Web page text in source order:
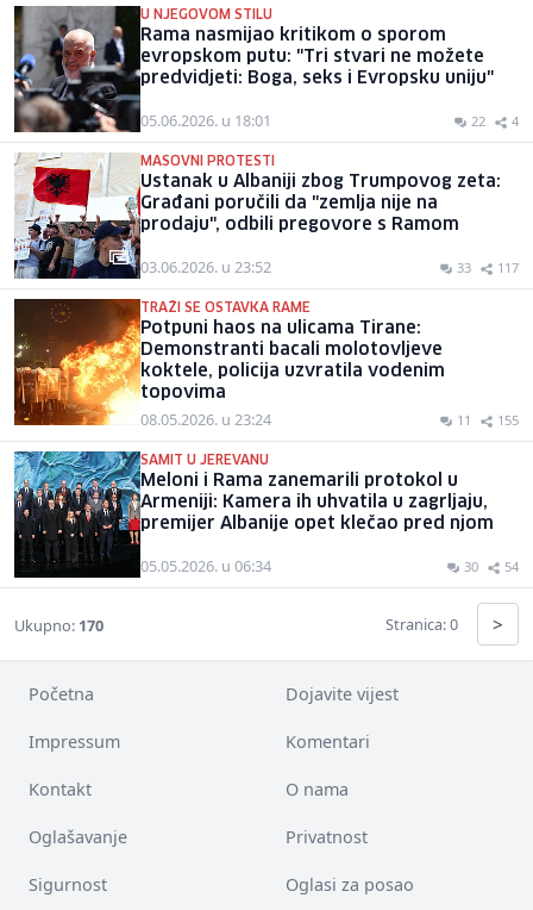
U NJEGOVOM STILU
Rama nasmijao kritikom o sporom
evropskom putu: "Tri stvari ne možete
predvidjeti: Boga, seks i Evropsku uniju"
05.06.2026. u 18:01 22 4
MASOVNI PROTESTI
Ustanak u Albaniji zbog Trumpovog zeta:
Građani poručili da "zemlja nije na
prodaju", odbili pregovore s Ramom
03.06.2026. u 23:52 33 117
TRAŽI SE OSTAVKA RAME
Potpuni haos na ulicama Tirane:
Demonstranti bacali molotovljeve
koktele, policija uzvratila vodenim
topovima
08.05.2026. u 23:24 11 155
SAMIT U JEREVANU
Meloni i Rama zanemarili protokol u
Armeniji: Kamera ih uhvatila u zagrljaju,
premijer Albanije opet klečao pred njom
05.05.2026. u 06:34 30 54
Ukupno: 170 Stranica: 0 >
Početna Dojavite vijest
Impressum Komentari
Kontakt O nama
Oglašavanje Privatnost
Sigurnost Oglasi za posao